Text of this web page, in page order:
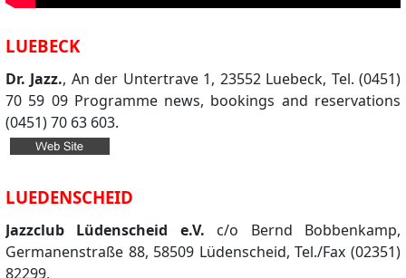
LUEBECK
Dr. Jazz., An der Untertrave 1, 23552 Luebeck, Tel. (0451)
70 59 09 Programme news, bookings and reservations
(0451) 70 63 603.
LUEDENSCHEID
Jazzclub Lüdenscheid e.V. c/o Bernd Bobbenkamp,
Germanenstraße 88, 58509 Lüdenscheid, Tel./Fax (02351)
82299,